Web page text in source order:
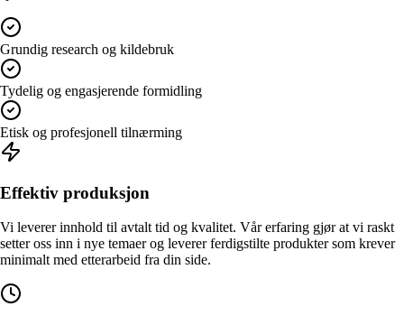
Grundig research og kildebruk
Tydelig og engasjerende formidling
Etisk og profesjonell tilnærming
Effektiv produksjon
Vi leverer innhold til avtalt tid og kvalitet. Vår erfaring gjør at vi raskt
setter oss inn i nye temaer og leverer ferdigstilte produkter som krever
minimalt med etterarbeid fra din side.